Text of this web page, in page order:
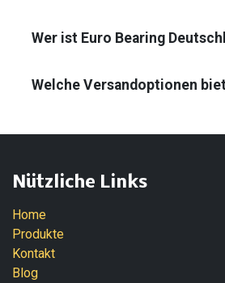
Wer ist Euro Bearing
Welche Versandoptionen
Nützliche Links
Home
Produkte
Kontakt
Blog